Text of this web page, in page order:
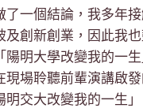
了一個結論，我多年
及創新創業，因此我
陽明大學改變我的一
現場聆聽前輩演講啟
明交大改變我的一生」